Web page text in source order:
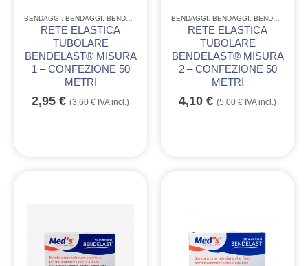
BENDAGGI , BENDAGGI , BENDAGGI MONOUSO CONSUMABILE
RETE ELASTICA
TUBOLARE
BENDELAST® MISURA
1 – CONFEZIONE 50
METRI
2,95 € (3,60 € IVA incl.)
BENDAGGI , BENDAGGI , BENDAGGI
RETE ELASTICA
TUBOLARE
BENDELAST® MISURA
2 – CONFEZIONE 50
METRI
4,10 € (5,00 € IVA incl.)